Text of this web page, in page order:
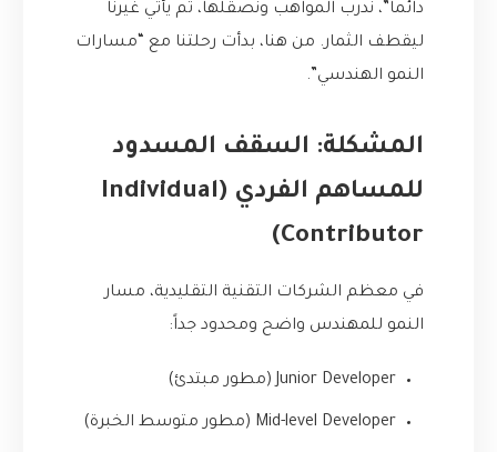
دائماً”، ندرب المواهب ونصقلها، ثم يأتي غيرنا
ليقطف الثمار. من هنا، بدأت رحلتنا مع “مسارات
النمو الهندسي”.
المشكلة: السقف المسدود
للمساهم الفردي (Individual
Contributor)
في معظم الشركات التقنية التقليدية، مسار
النمو للمهندس واضح ومحدود جداً:
Junior Developer (مطور مبتدئ)
Mid-level Developer (مطور متوسط الخبرة)